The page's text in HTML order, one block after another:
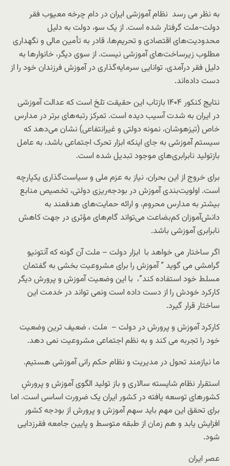
به نظر می رسد نظام آموزشی ایران در دام چرخه معیوب فقر
دولت-ملت گرفتار شده است. از یک سو، دولت به دلیل
محدودیت‌های اقتصادی و تحریم‌ها، قادر به تأمین مالی و نگهداری
مطلوب زیرساخت‌های آموزشی نیست. از سوی دیگر، خانوارها به
دلیل فقر درآمدی، توانایی سرمایه‌گذاری در آموزش فرزندان خود را از
دست داده‌اند.
نتایج کنکور ۱۴۰۴ بازتاب این حقیقت تلخ است که عدالت آموزشی
در ایران به شدت آسیب دیده است. تمرکز رتبه‌های برتر در مدارس
خاص (تیزهوشان، نمونه دولتی و غیرانتفاعی) نشان می‌دهد که
سیستم آموزشی به جای اینکه ابزار تحرک اجتماعی باشد، به عامل
بازتولید نابرابری‌های موجود تبدیل شده است.
برای خروج از این بحران، نیاز به عزم ملی و سیاست‌گذاری یکپارچه
است. اولویت‌بندی آموزش در بودجه‌ریزی دولتی، تخصیص منابع
بیشتر به مدارس محروم، و ارائه حمایت‌های هدفمند به
دانش‌آموزان کم‌بضاعت می‌تواند گام‌های مؤثری در جهت کاهش
نابرابری آموزشی باشد.
اگر ساختار می خواهد با ابزار دولت – ملت آن گونه که آنتونیو
گرامشی می گوید ” آموزش را برای مشروعیت بخشی به گفتمان
مسلط خود استفاده کند”، با این وضعیت آموزش و پرورش دیگر
کارکرد خودش را از دست داده است ونمی تواند در خدمت این
ساختار قرار گیرد.
کارکرد آموزش و پرورش در دولت – ملت ، ضعیف ترین وضعیت
خود را تجربه می کند و به نظم اجتماعی مشروعیت نمی دهد.
ما نیازمند تحول در مدیریت و نظام حکم رانی آموزشی هستیم.
استقرار نظام شایسته سالاری و باز تولید الگوی آموزش و پرورشِ
کشورهای توسعه یافته در کشور ایران یک ضرورت اساسی است. اما
برای تحقق این مهم باید سهم آموزش و پرورش از بودجه کشور
افزایش یابد و هم زمان از طبقه متوسط و پایین جامعه فقرزدایی
شود.
عصر ایران